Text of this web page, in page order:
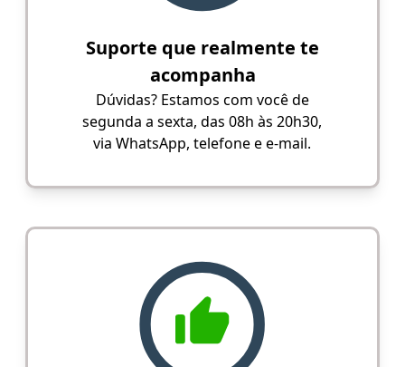
Suporte que realmente te
acompanha
Dúvidas? Estamos com você de
segunda a sexta, das 08h às 20h30,
via WhatsApp, telefone e e-mail.